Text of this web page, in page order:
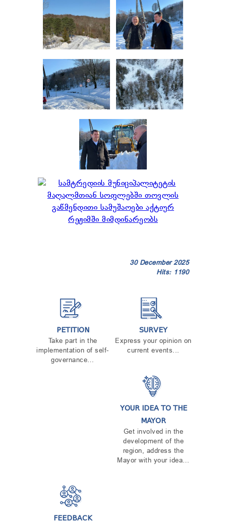
30 December 2025
Hits: 1190
PETITION
Take part in the
implementation of self-
governance…
SURVEY
Express your opinion on
current events...
YOUR IDEA TO THE
MAYOR
Get involved in the
development of the
region, address the
Mayor with your idea…
FEEDBACK